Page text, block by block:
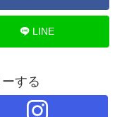
LINE
する